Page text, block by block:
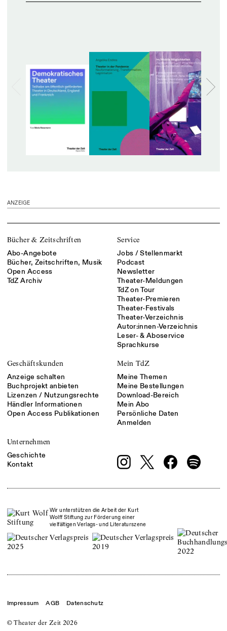
ANZEIGE
Bücher & Zeitschriften
Abo-Angebote
Bücher, Zeitschriften, Musik
Open Access
TdZ Archiv
Service
Jobs / Stellenmarkt
Podcast
Newsletter
Theater-Meldungen
TdZ on Tour
Theater-Premieren
Theater-Festivals
Theater-Verzeichnis
Autor:innen-Verzeichnis
Leser- & Aboservice
Sprachkurse
Geschäftskunden
Anzeige schalten
Buchprojekt anbieten
Lizenzen / Nutzungsrechte
Händler Informationen
Open Access Publikationen
Mein TdZ
Meine Themen
Meine Bestellungen
Download-Bereich
Mein Abo
Persönliche Daten
Anmelden
Unternehmen
Geschichte
Kontakt
Wir unterstützen die Arbeit der Kurt
Wolff Stiftung zur Förderung einer
vielfältigen Verlags- und Literaturszene
© Theater der Zeit 2026
Impressum AGB Datenschutz